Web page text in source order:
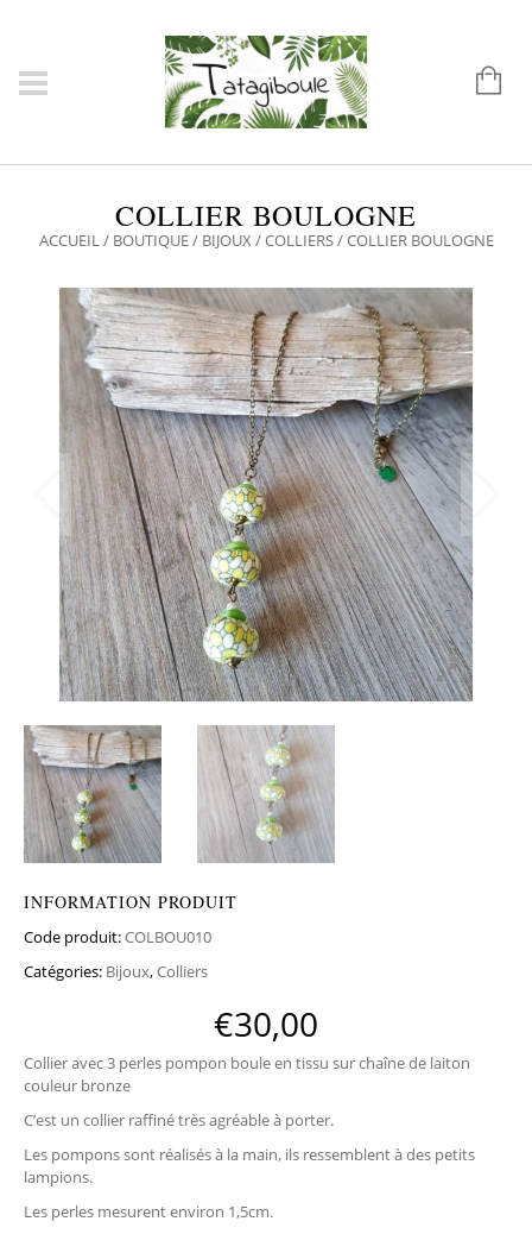
COLLIER BOULOGNE
ACCUEIL/ BOUTIQUE/ BIJOUX /COLLIERS/ COLLIER BOULOGNE
INFORMATION PRODUIT
Code produit:COLBOU010
Catégories: Bijoux,Colliers
€30,00
Collier avec 3 perles pompon boule en tissu sur chaîne de laiton
couleur bronze
C’est un collier raffiné très agréable à porter.
Les pompons sont réalisés à la main, ils ressemblent à des petits
lampions.
Les perles mesurent environ 1,5cm.